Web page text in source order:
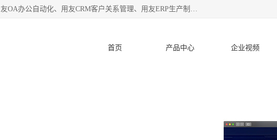
杭州协友软件有限公司主营：用友财务软件、用友进销存软件、用友OA办公自动化、用友CRM客户关系管理、用友ERP生产制造管理等;是一家用友管理软件咨询服务商。自创立至今，一直致力于为客户提供顾问式ERP管理解决方案务，为企业提供了财务管理、供应链和物流管理、生产制造管理、管理、知识与协同管理、客户关系管理等信息化建设领域的应用。
首页 产品中心 企业视频